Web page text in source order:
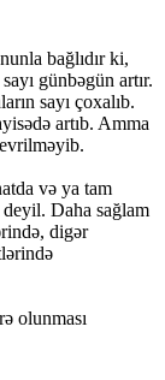
bağlıdır ki,
günbəgün artır.
sayı çoxalıb.
artıb. Amma
və ya tam
Daha sağlam
digər
olunması